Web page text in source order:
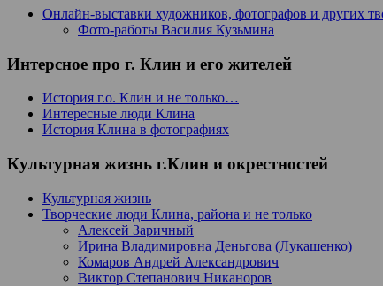
Онлайн-выставки художников, фотографов и других
Фото-работы Василия Кузьмина
Интерсное про г. Клин и его жителей
История г.о. Клин и не только…
Интересные люди Клина
История Клина в фотографиях
Культурная жизнь г.Клин и окрестностей
Культурная жизнь
Творческие люди Клина, района и не только
Алексей Заричный
Ирина Владимировна Деньгова (Лукашенко)
Комаров Андрей Александрович
Виктор Степанович Никаноров